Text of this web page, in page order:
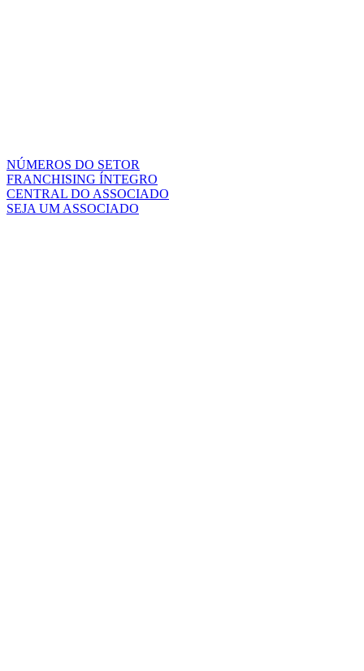
NÚMEROS DO SETOR
FRANCHISING ÍNTEGRO
CENTRAL DO ASSOCIADO
SEJA UM ASSOCIADO